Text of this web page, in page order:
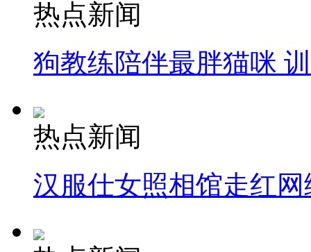
热点新闻
狗教练陪伴最胖猫咪
热点新闻
汉服仕女照相馆走红网